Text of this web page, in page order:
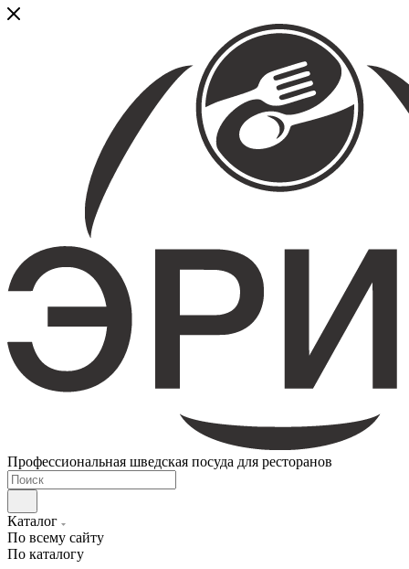
Профессиональная шведская посуда для ресторанов
Каталог
По всему сайту
По каталогу